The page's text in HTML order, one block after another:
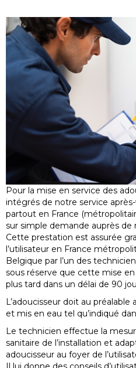
Pour la mise en service des
intégrés de notre service
partout en France
sur simple demande auprès de
Cette prestation est assurée
l’utilisateur en France
Belgique par l’un des
sous réserve que cette mise
plus tard dans un délai de 90
L’adoucisseur doit au
et mis en eau tel qu’indiqué
Le technicien effectue la
sanitaire de l’installation et
adoucisseur au foyer de